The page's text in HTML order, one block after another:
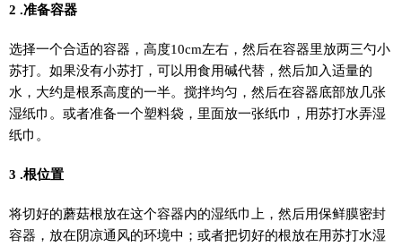
2 .准备容器
选择一个合适的容器，高度10cm左右，然后在容器里放两三勺小
苏打。如果没有小苏打，可以用食用碱代替，然后加入适量的
水，大约是根系高度的一半。搅拌均匀，然后在容器底部放几张
湿纸巾。或者准备一个塑料袋，里面放一张纸巾，用苏打水弄湿
纸巾。
3 .根位置
将切好的蘑菇根放在这个容器内的湿纸巾上，然后用保鲜膜密封
容器，放在阴凉通风的环境中；或者把切好的根放在用苏打水湿